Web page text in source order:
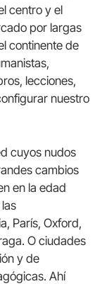
centro y el
por largas
continente de
lecciones,
nuestro
cuyos nudos
cambios
en la edad
París, Oxford,
O ciudades
y de
Ahí